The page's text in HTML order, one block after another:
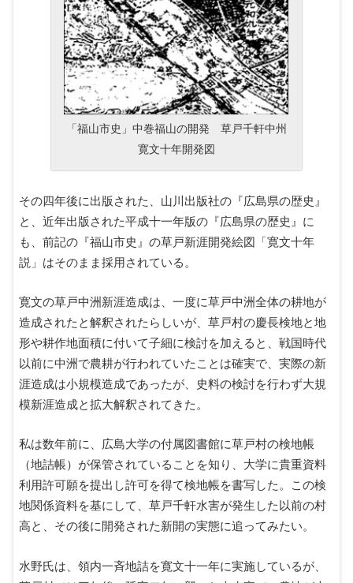
「福山市史」中巻福山の開発 草戸千軒中州
寛文十年開発図
その四年後に出版された、山川出版社の『広島県の歴史』
と、近年出版された平成十一年版の『広島県の歴史』に
も、前記の『福山市史』の草戸新涯開発絵図「寛文十年
説」はそのまま採用されている。
寛文の草戸中洲新涯造成は、一度に草戸中洲全体の耕地が
造成されたと解釈されたらしいが、草戸村の慶長検地と地
形や耕作地面積に付いて子細に検討を加えると、戦国時代
以前に中洲で農耕が行われていたことは確実で、実際の新
涯造成は小規模造成であったが、史料の検討を行わず大規
模新涯造成と拡大解釈されてきた。
私は数年前に、広島大学の付属図書館に草戸村の検地帳
（地詰帳）が保管されていることを知り、大学に貴重資料
利用許可願を提出し許可を得て検地帳を書写した。この検
地関係資料を基にして、草戸千軒水害が発生した以前の村
高と、その後に開発された新開の実態に追ってみたい。
水野氏は、領内一斉地詰を寛文十一年に実施しているが、